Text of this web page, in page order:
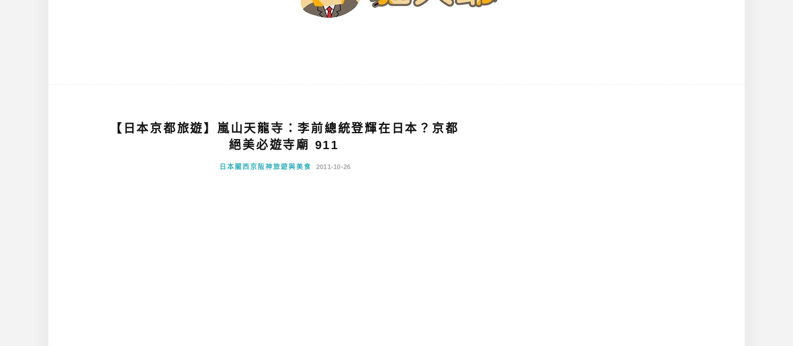
【日本京都旅遊】嵐山天龍寺：李前總統登輝在日本？京都
絕美必遊寺廟 911
日本關西京阪神旅遊與美食 2011-10-26